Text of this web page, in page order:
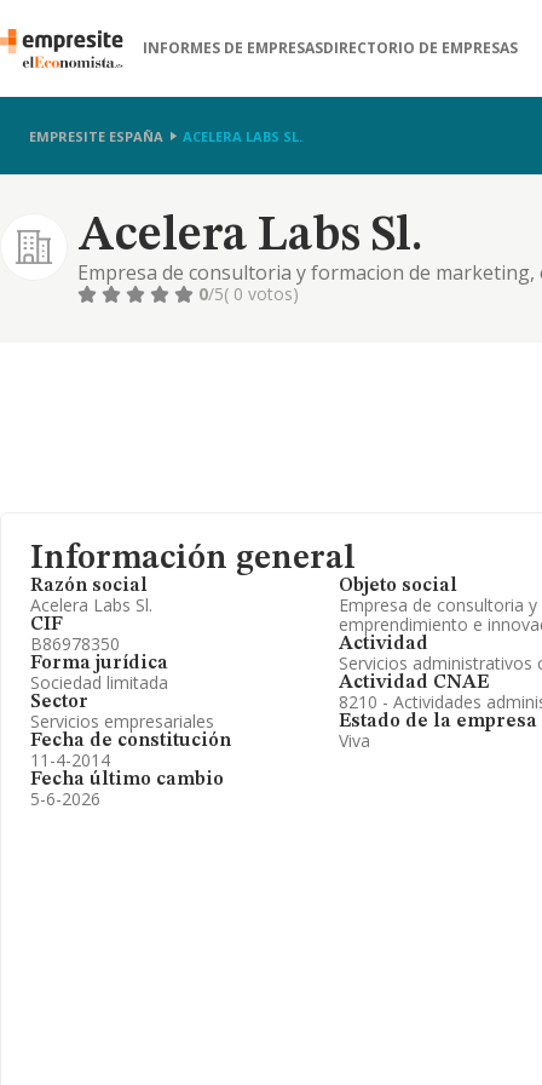
INFORMES DE EMPRESASDIRECTORIO DE EMPRESAS
EMPRESITE ESPAÑA ACELERA LABS SL.
Acelera Labs Sl.
Empresa de consultoria y formacion de
0/5( 0 votos)
Información general
Razón social
Acelera Labs Sl.
CIF
B86978350
Forma jurídica
Sociedad limitada
Sector
Servicios empresariales
Fecha de constitución
11-4-2014
Fecha último cambio
5-6-2026
Objeto social
Empresa de consultoria
emprendimiento e
Actividad
Servicios administrativos
Actividad CNAE
8210 - Actividades
Estado de la empresa
Viva